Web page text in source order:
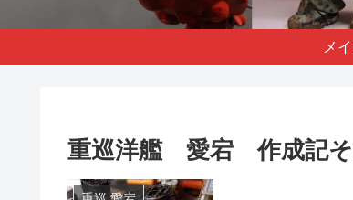
メ
重巡洋艦 愛宕 作成記そ